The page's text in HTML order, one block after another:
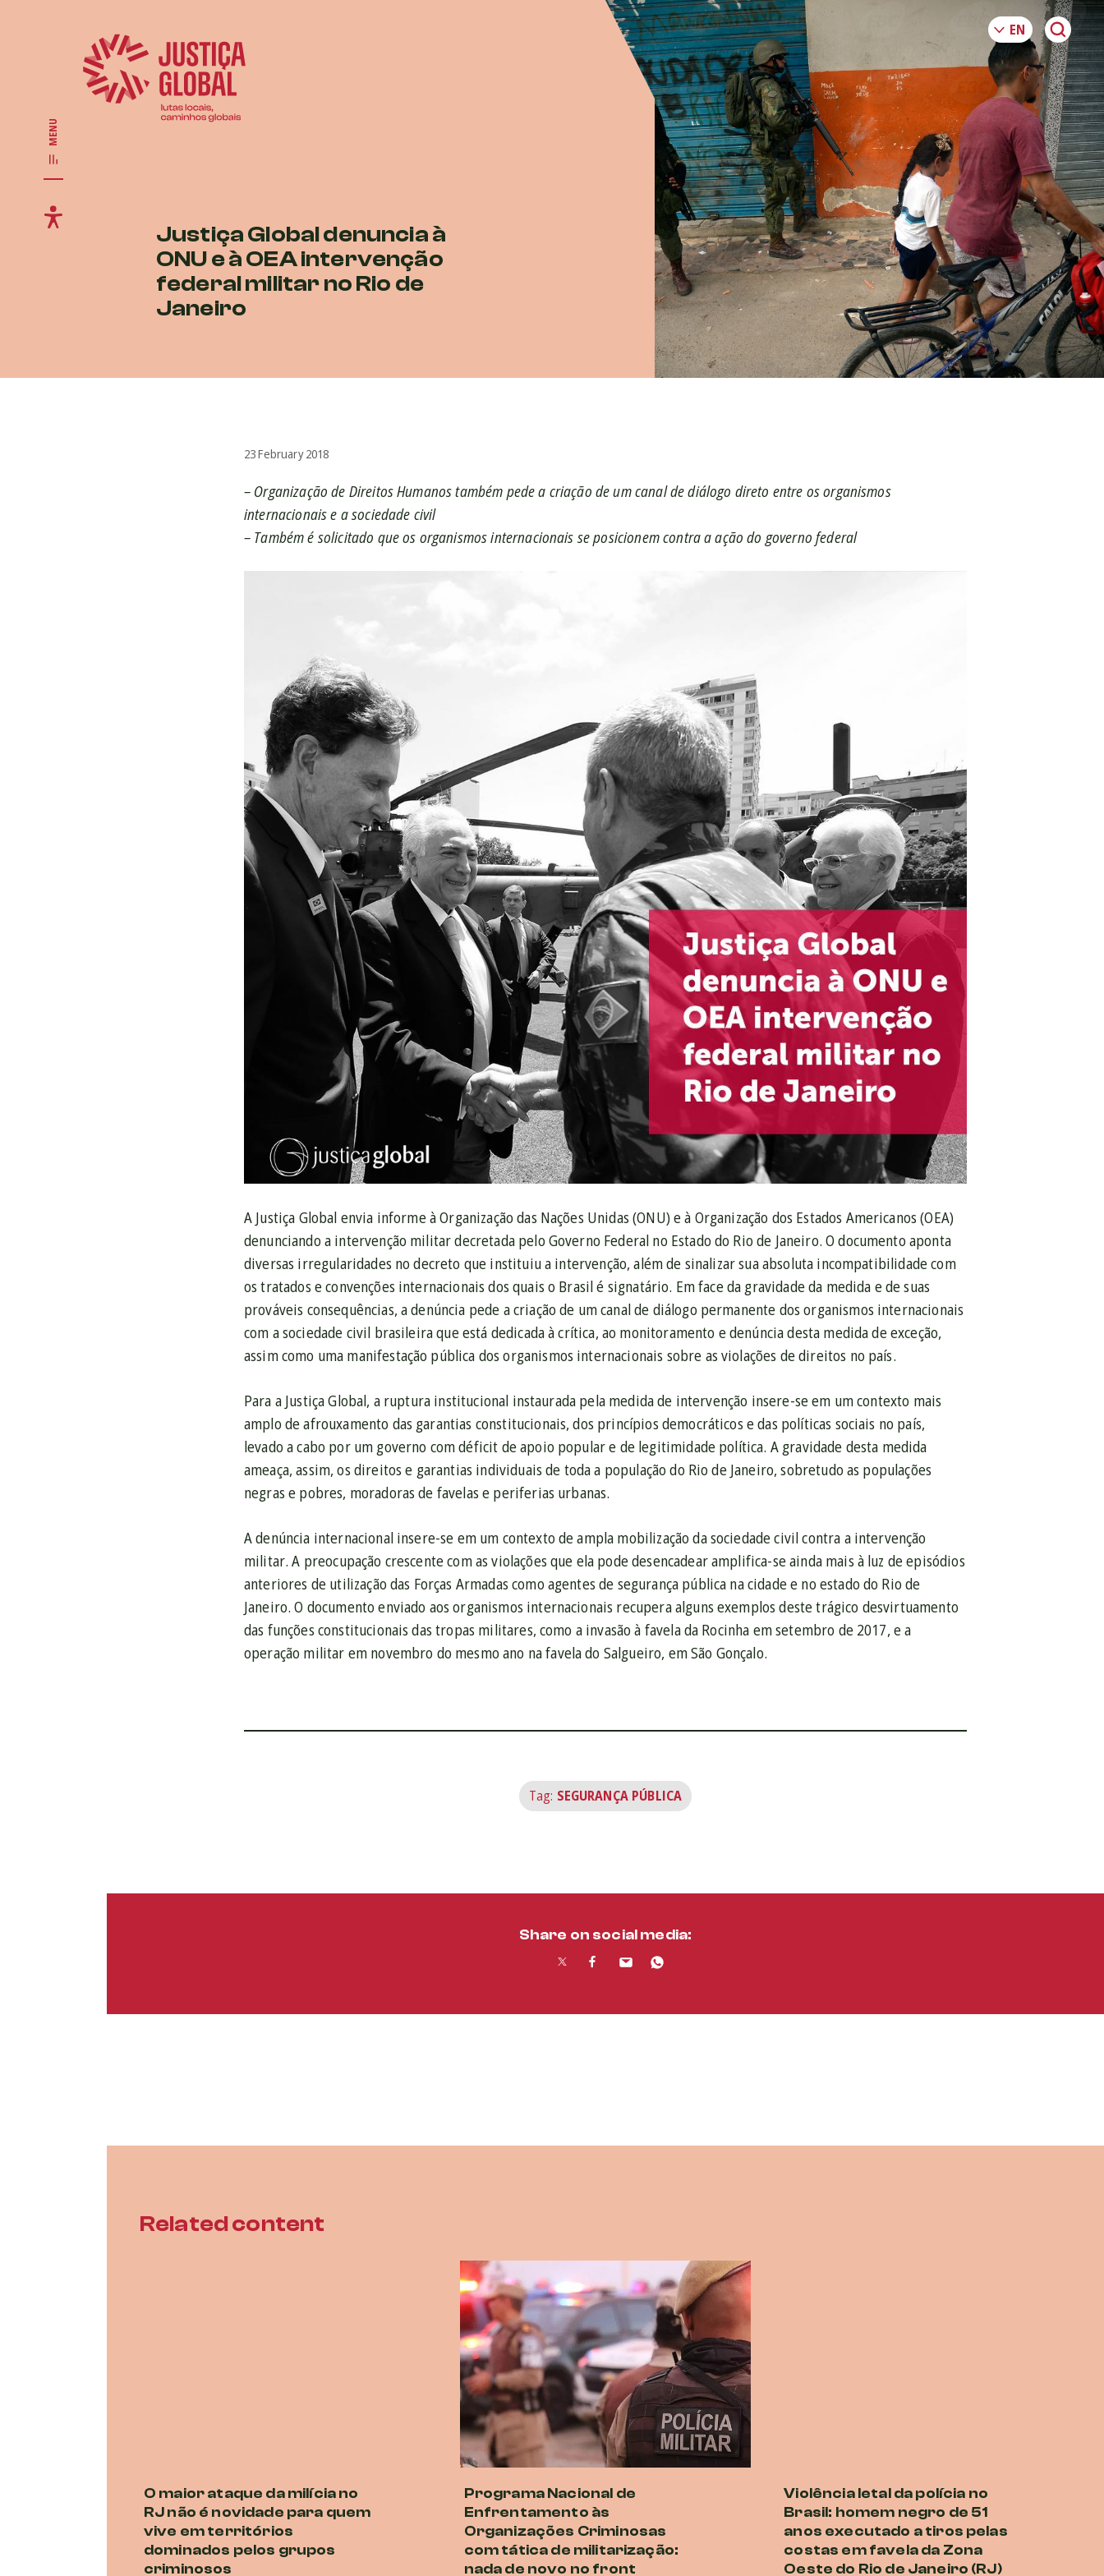
MENU
Justiça Global denuncia à
ONU e à OEA intervenção
federal militar no Rio de
Janeiro
23 February 2018
– Organização de Direitos Humanos também pede a criação de um canal de diálogo direto entre os organismos
internacionais e a sociedade civil
– Também é solicitado que os organismos internacionais se posicionem contra a ação do governo federal
A Justiça Global envia informe à Organização das Nações Unidas (ONU) e à Organização dos Estados Americanos (OEA)
denunciando a intervenção militar decretada pelo Governo Federal no Estado do Rio de Janeiro. O documento aponta
diversas irregularidades no decreto que instituiu a intervenção, além de sinalizar sua absoluta incompatibilidade com
os tratados e convenções internacionais dos quais o Brasil é signatário. Em face da gravidade da medida e de suas
prováveis consequências, a denúncia pede a criação de um canal de diálogo permanente dos organismos internacionais
com a sociedade civil brasileira que está dedicada à crítica, ao monitoramento e denúncia desta medida de exceção,
assim como uma manifestação pública dos organismos internacionais sobre as violações de direitos no país.
Para a Justiça Global, a ruptura institucional instaurada pela medida de intervenção insere-se em um contexto mais
amplo de afrouxamento das garantias constitucionais, dos princípios democráticos e das políticas sociais no país,
levado a cabo por um governo com déficit de apoio popular e de legitimidade política. A gravidade desta medida
ameaça, assim, os direitos e garantias individuais de toda a população do Rio de Janeiro, sobretudo as populações
negras e pobres, moradoras de favelas e periferias urbanas.
A denúncia internacional insere-se em um contexto de ampla mobilização da sociedade civil contra a intervenção
militar. A preocupação crescente com as violações que ela pode desencadear amplifica-se ainda mais à luz de episódios
anteriores de utilização das Forças Armadas como agentes de segurança pública na cidade e no estado do Rio de
Janeiro. O documento enviado aos organismos internacionais recupera alguns exemplos deste trágico desvirtuamento
das funções constitucionais das tropas militares, como a invasão à favela da Rocinha em setembro de 2017, e a
operação militar em novembro do mesmo ano na favela do Salgueiro, em São Gonçalo.
Tag: SEGURANÇA PÚBLICA
Share on social media:
Related content
O maior ataque da milícia no
RJ não é novidade para quem
vive em territórios
dominados pelos grupos
criminosos
Programa Nacional de
Enfrentamento às
Organizações Criminosas
com tática de militarização:
nada de novo no front
Violência letal da polícia no
Brasil: homem negro de 51
anos executado a tiros pelas
costas em favela da Zona
Oeste do Rio de Janeiro (RJ)